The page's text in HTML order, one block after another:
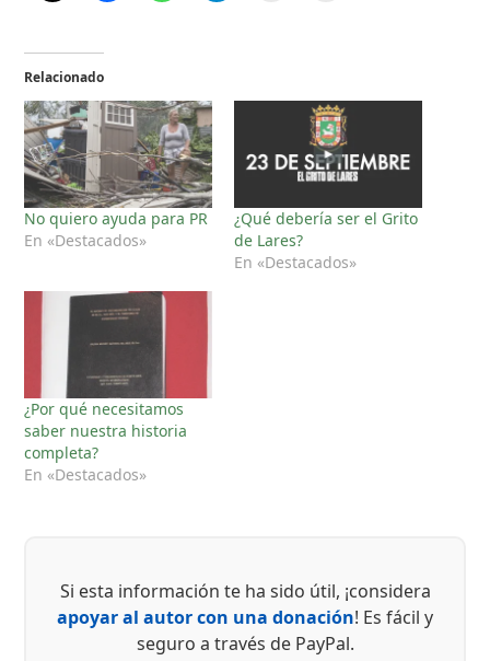
Relacionado
No quiero ayuda para PR
En «Destacados»
¿Qué debería ser el Grito
de Lares?
En «Destacados»
¿Por qué necesitamos
saber nuestra historia
completa?
En «Destacados»
Si esta información te ha sido útil, ¡considera
apoyar al autor con una donación! Es fácil y
seguro a través de PayPal.